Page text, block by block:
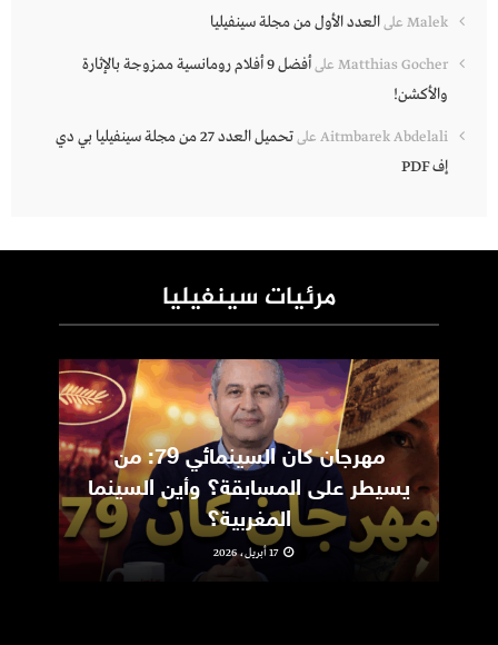
Malek علىالعدد الأول من مجلة سينفيليا
Matthias Gocher على
أفضل 9 أفلام رومانسية ممزوجة بالإثارة
والأكشن!
Aitmbarek Abdelali على
تحميل العدد 27 من مجلة سينفيليا بي دي
إف PDF
مرئيات سينفيليا
مهرجان كان السينمائي 79: من
يسيطر على المسابقة؟ وأين السينما
المغربية؟
17 أبريل، 2026